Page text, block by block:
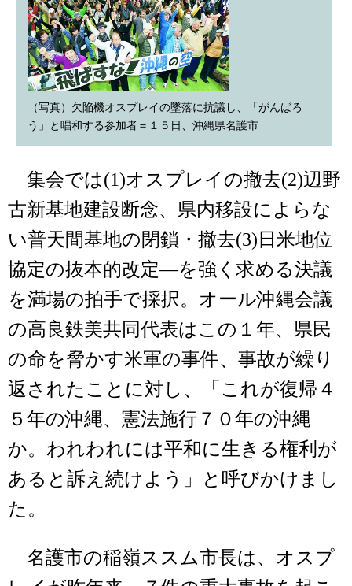
（写真）欠陥機オスプレイの墜落に抗議し、「がんばろ
う」と唱和する参加者＝１５日、沖縄県名護市
集会では(1)オスプレイの撤去(2)辺野
古新基地建設断念、県内移設によらな
い普天間基地の閉鎖・撤去(3)日米地位
協定の抜本的改定―を強く求める決議
を満場の拍手で採択。オール沖縄会議
の高良鉄美共同代表はこの１年、県民
の命を脅かす米軍の事件、事故が繰り
返されたことに対し、「これが復帰４
５年の沖縄、憲法施行７０年の沖縄
か。われわれには平和に生きる権利が
あると訴え続けよう」と呼びかけまし
た。
名護市の稲嶺ススム市長は、オスプ